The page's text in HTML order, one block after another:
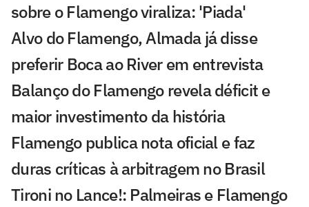
sobre o Flamengo viraliza: 'Piada'
Alvo do Flamengo, Almada já disse
preferir Boca ao River em entrevista
Balanço do Flamengo revela déficit e
maior investimento da história
Flamengo publica nota oficial e faz
duras críticas à arbitragem no Brasil
Tironi no Lance!: Palmeiras e Flamengo